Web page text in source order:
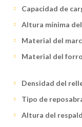
Capacidad de
Altura mínima
Material del
Material del
Densidad del
Tipo de
Altura del